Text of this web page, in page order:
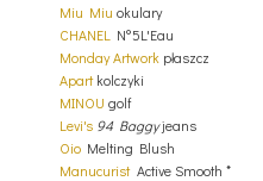
Miu Miu okulary
CHANEL
N°5L'Eau
Monday Artwork płaszcz
Apartkolczyki
MINOU golf
Levi's 94 Baggyjeans
Oio Melting Blush
ManucuristActive Smooth *